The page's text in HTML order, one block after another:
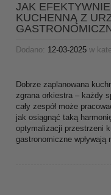
JAK
KUCHENNĄ Z
Dodano: 12-03-2025 w
Dobrze zaplanowana
zgrana orkiestra – każdy
cały zespół może
jak osiągnąć taką
optymalizacji przestrzeni
gastronomiczne wpływają